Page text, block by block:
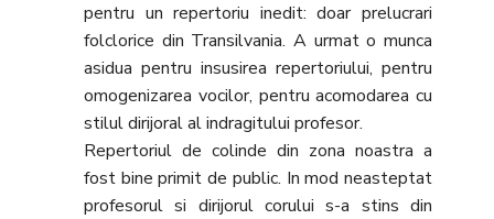
pentru un repertoriu inedit: doar prelucrari
folclorice din Transilvania. A urmat o munca
asidua pentru insusirea repertoriului, pentru
omogenizarea vocilor, pentru acomodarea cu
stilul dirijoral al indragitului profesor.
Repertoriul de colinde din zona noastra a
fost bine primit de public. In mod neasteptat
profesorul si dirijorul corului s-a stins din